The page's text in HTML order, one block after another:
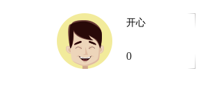
开心
0